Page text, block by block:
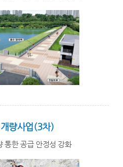
량사업(3차)
통한 공급 안정성 강화